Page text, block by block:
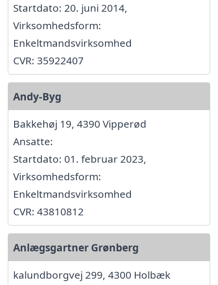
Startdato: 20. juni 2014,
Virksomhedsform:
Enkeltmandsvirksomhed
CVR: 35922407
Andy-Byg
Bakkehøj 19, 4390 Vipperød
Ansatte:
Startdato: 01. februar 2023,
Virksomhedsform:
Enkeltmandsvirksomhed
CVR: 43810812
Anlægsgartner Grønberg
kalundborgvej 299, 4300 Holbæk